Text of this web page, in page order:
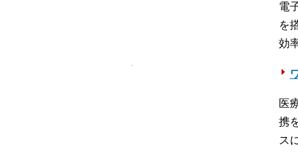
電
を
効
医
携
ス